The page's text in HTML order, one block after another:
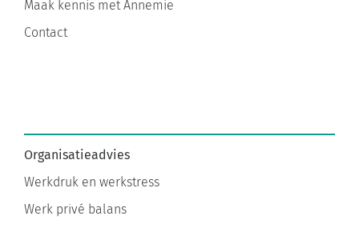
Maak kennis met Annemie
Contact
Organisatieadvies
Werkdruk en werkstress
Werk privé balans